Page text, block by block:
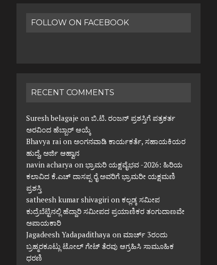
FOLLOW ON FACEBOOK
RECENT COMMENTS
Suresh belagaje on ಬಿ.ಟಿ. ರಂಜನ್ ಪ್ರಶಸ್ತಿಗೆ ಪತ್ರಕರ್ತ
ಅರವಿಂದ ಹೆಬ್ಬಾರ್ ಆಯ್ಕೆ
Bhavya raion ಅಂಗನವಾಡಿ ಕಾರ್ಯಕರ್ತೆ, ಸಹಾಯಕಿಯರ
ಹುದ್ದೆ, ಅರ್ಜಿ ಆಹ್ವಾನ
navin acharya on ಭ್ರಾಮರಿ ಯಕ್ಷವೈಭವ -2026: ಹಿರಿಯ
ಕಲಾವಿದ ಕೆ.ಎಚ್ ದಾಸಪ್ಪ ರೈ ಅವರಿಗೆ ಭ್ರಾಮರೀ ಯಕ್ಷಮಣಿ
ಪ್ರಶಸ್ತಿ
satheesh kumar shivagirion ಕಲ್ಲಡ್ಕ ಸಮೀಪ
ಕುದ್ರೆಬೆಟ್ಟಿನಲ್ಲಿ ಹೆದ್ದಾರಿ ಸಮೀಪದ ಪ್ರಯಾಣಿಕರ ತಂಗುದಾಣವೇ
ಅಪಾಯಕಾರಿ
Jagadeesh Yadapadithaya on ಮಾರ್ಚ್ 3ರಂದು
ಬ್ರಹ್ಮರಕೂಟ್ಲು ಟೋಲ್ ಗೇಟ್ ತೆರವು ಆಗ್ರಹಿಸಿ ಸಾಮೂಹಿಕ
ಧರಣಿ